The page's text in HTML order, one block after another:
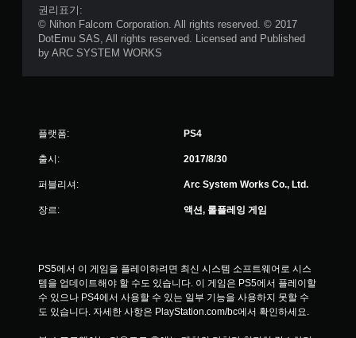
권리표기:
© Nihon Falcom Corporation. All rights reserved. © 2017
DotEmu SAS, All rights reserved. Licensed and Published
by ARC SYSTEM WORKS
플랫폼: PS4
출시: 2017/8/30
퍼블리셔: Arc System Works Co., Ltd.
장르: 액션, 롤플레잉 게임
PS5에서 이 게임을 플레이하려면 최신 시스템 소프트웨어로 시스
템을 업데이트해야 할 수도 있습니다. 이 게임은 PS5에서 플레이할
수 있으나 PS4에서 사용할 수 있는 일부 기능을 사용하지 못할 수
도 있습니다. 자세한 사항은 PlayStation.com/bc에서 확인하세요.